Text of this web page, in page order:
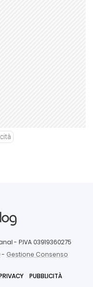
- P.IVA 03919360275
- Gestione Consenso
PUBBLICITÀ